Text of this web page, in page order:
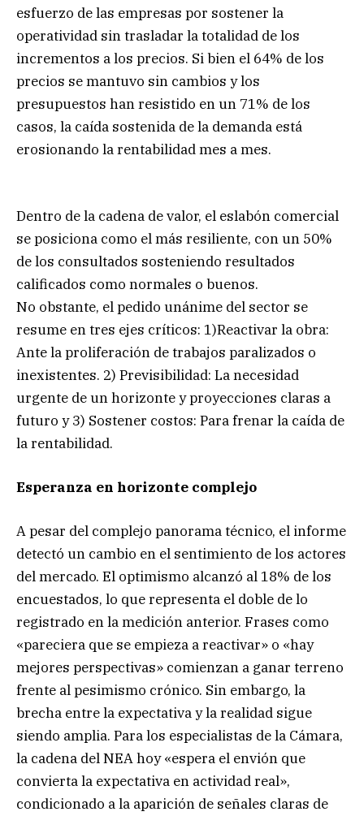
esfuerzo de las empresas por sostener la
operatividad sin trasladar la totalidad de los
incrementos a los precios. Si bien el 64% de los
precios se mantuvo sin cambios y los
presupuestos han resistido en un 71% de los
casos, la caída sostenida de la demanda está
erosionando la rentabilidad mes a mes.
Dentro de la cadena de valor, el eslabón comercial
se posiciona como el más resiliente, con un 50%
de los consultados sosteniendo resultados
calificados como normales o buenos.
No obstante, el pedido unánime del sector se
resume en tres ejes críticos: 1)Reactivar la obra:
Ante la proliferación de trabajos paralizados o
inexistentes. 2) Previsibilidad: La necesidad
urgente de un horizonte y proyecciones claras a
futuro y 3) Sostener costos: Para frenar la caída de
la rentabilidad.
Esperanza en horizonte complejo
A pesar del complejo panorama técnico, el informe
detectó un cambio en el sentimiento de los actores
del mercado. El optimismo alcanzó al 18% de los
encuestados, lo que representa el doble de lo
registrado en la medición anterior. Frases como
«pareciera que se empieza a reactivar» o «hay
mejores perspectivas» comienzan a ganar terreno
frente al pesimismo crónico. Sin embargo, la
brecha entre la expectativa y la realidad sigue
siendo amplia. Para los especialistas de la Cámara,
la cadena del NEA hoy «espera el envión que
convierta la expectativa en actividad real»,
condicionado a la aparición de señales claras de